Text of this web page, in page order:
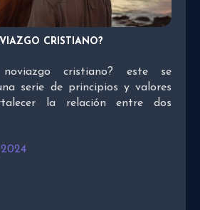
CRISTIANO?
cristiano? este se
serie de principios y valores
la relación entre dos